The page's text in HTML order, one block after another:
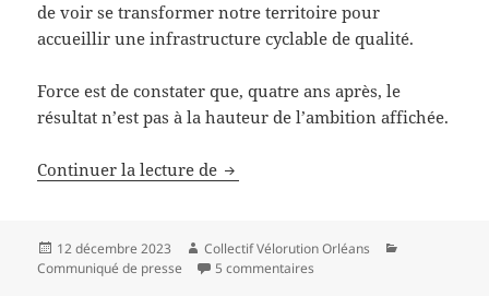
de voir se transformer notre territoire pour
accueillir une infrastructure cyclable de qualité.
Force est de constater que, quatre ans après, le
résultat n’est pas à la hauteur de l’ambition affichée.
Continuer la lecture de Funérailles du plan vélo
Publié
le
12 décembre 2023 Auteur
Collectif Vélorution Orléans
Communiqué de presse
5 commentaires